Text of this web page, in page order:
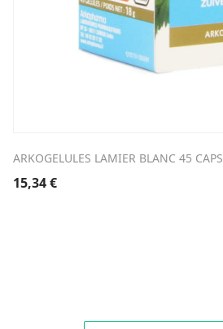
ARKOGELULES LAMIER BLANC 45 CAPS
15,34€